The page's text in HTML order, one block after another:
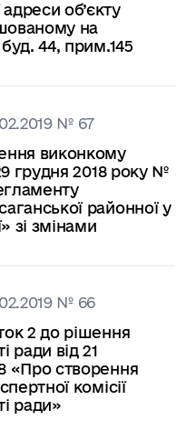
об’єкту
на
44, прим.145
№ 67
виконкому
грудня 2018 року №
районної у
зі змінами
№ 66
2 до рішення
ради від 21
«Про створення
комісії
ради»